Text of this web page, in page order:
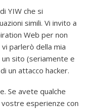
YIW che si
simili. Vi invito a
Web per non
parlerò della mia
sito (seriamente e
un attacco hacker.
Se avete qualche
esperienze con